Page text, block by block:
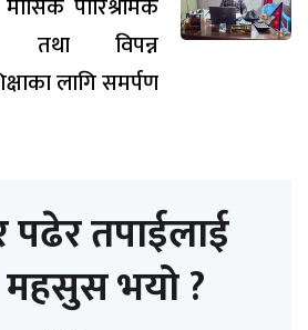
मासिक पारिश्रमिक
तथा विपन्न
लागि समर्पण
तपाईलाई
भयो ?